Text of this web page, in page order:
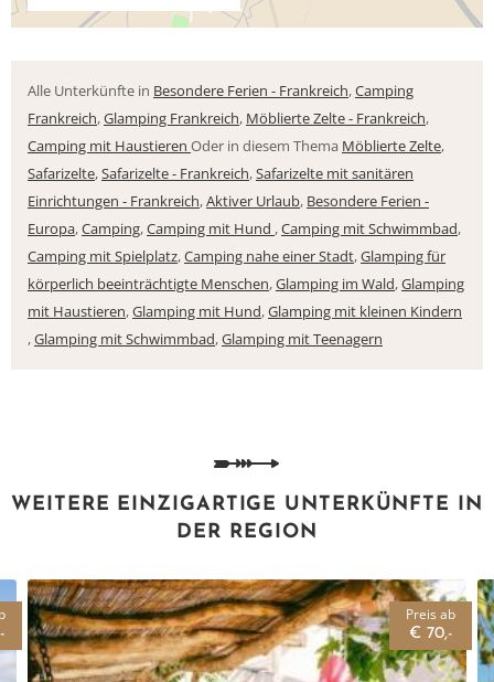
Alle Unterkünfte in Besondere Ferien - Frankreich,Camping
Frankreich,Glamping Frankreich, Möblierte Zelte - Frankreich,
Camping mit Haustieren Oder in diesem Thema Möblierte Zelte,
Safarizelte,Safarizelte - Frankreich,Safarizelte mit sanitären
Einrichtungen - Frankreich,Aktiver Urlaub, Besondere Ferien -
Europa,Camping,Camping mit Hund ,Camping mit Schwimmbad,
Camping mit Spielplatz,Camping nahe einer Stadt,Glamping für
körperlich beeinträchtigte Menschen,Glamping im Wald,Glamping
mit Haustieren,Glamping mit Hund,Glamping mit kleinen Kindern
,Glamping mit Schwimmbad,Glamping mit Teenagern
WEITERE EINZIGARTIGE UNTERKÜNFTE IN
DER REGION
Preis ab
€ 70,-